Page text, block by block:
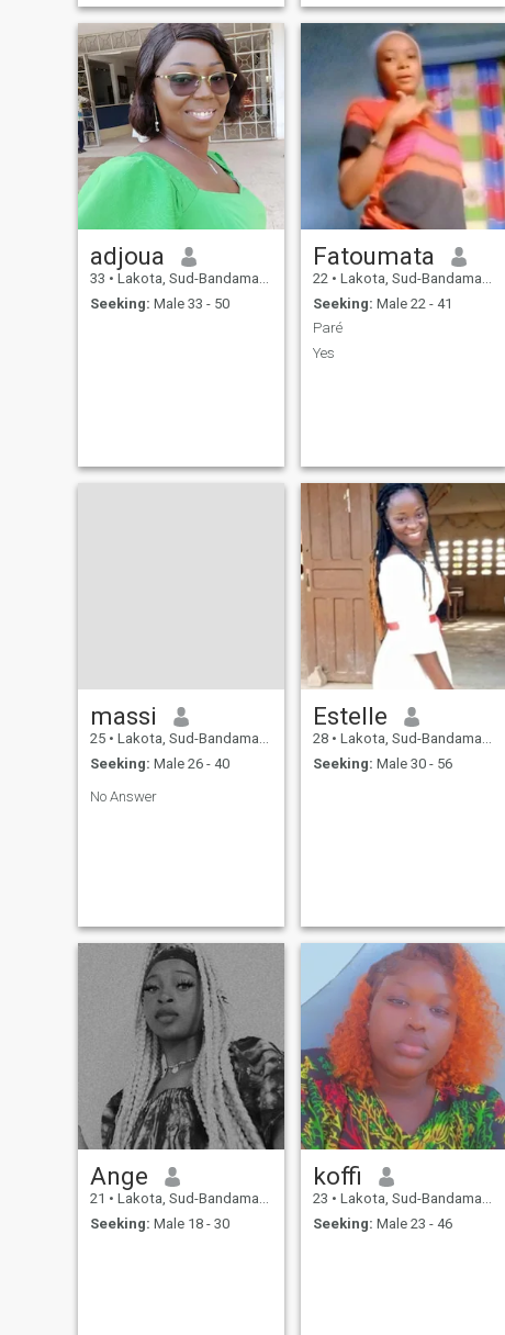
adjoua
33 • Lakota, Sud-Bandama, Cote d'Ivoire
Seeking: Male 33 - 50
Fatoumata
22 • Lakota, Sud-Bandama, Cote d'Ivoire
Seeking: Male 22 - 41
Paré
Yes
massi
25 • Lakota, Sud-Bandama, Cote d'Ivoire
Seeking: Male 26 - 40
No Answer
Estelle
28 • Lakota, Sud-Bandama, Cote d'Ivoire
Seeking: Male 30 - 56
Ange
21 • Lakota, Sud-Bandama, Cote d'Ivoire
Seeking: Male 18 - 30
koffi
23 • Lakota, Sud-Bandama, Cote d'Ivoire
Seeking: Male 23 - 46